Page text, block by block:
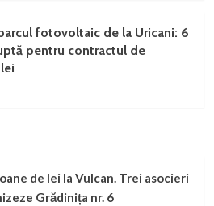
fotovoltaic de la Uricani: 6
pentru contractul de
de lei la Vulcan. Trei asocieri
Grădinița nr. 6